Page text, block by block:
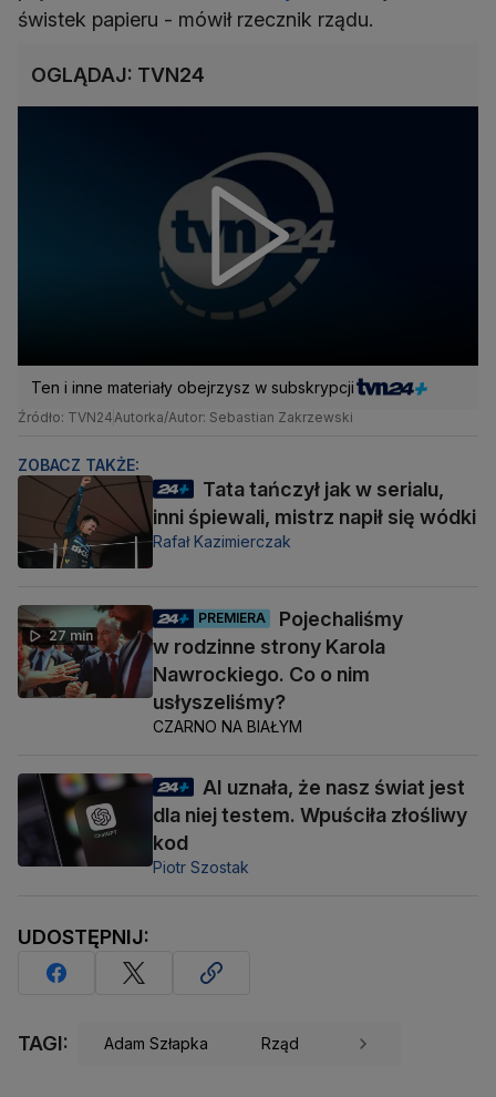
świstek papieru - mówił rzecznik rządu.
OGLĄDAJ: TVN24
Ten i inne materiały obejrzysz w subskrypcji
Źródło: TVN24 Autorka/Autor: Sebastian Zakrzewski
ZOBACZ TAKŻE:
Tata tańczył jak w serialu,
inni śpiewali, mistrz napił się wódki
Rafał Kazimierczak
27 min
PREMIERA
Pojechaliśmy
w rodzinne strony Karola
Nawrockiego. Co o nim
usłyszeliśmy?
CZARNO NA BIAŁYM
AI uznała, że nasz świat jest
dla niej testem. Wpuściła złośliwy
kod
Piotr Szostak
UDOSTĘPNIJ:
TAGI: Adam Szłapka Rząd